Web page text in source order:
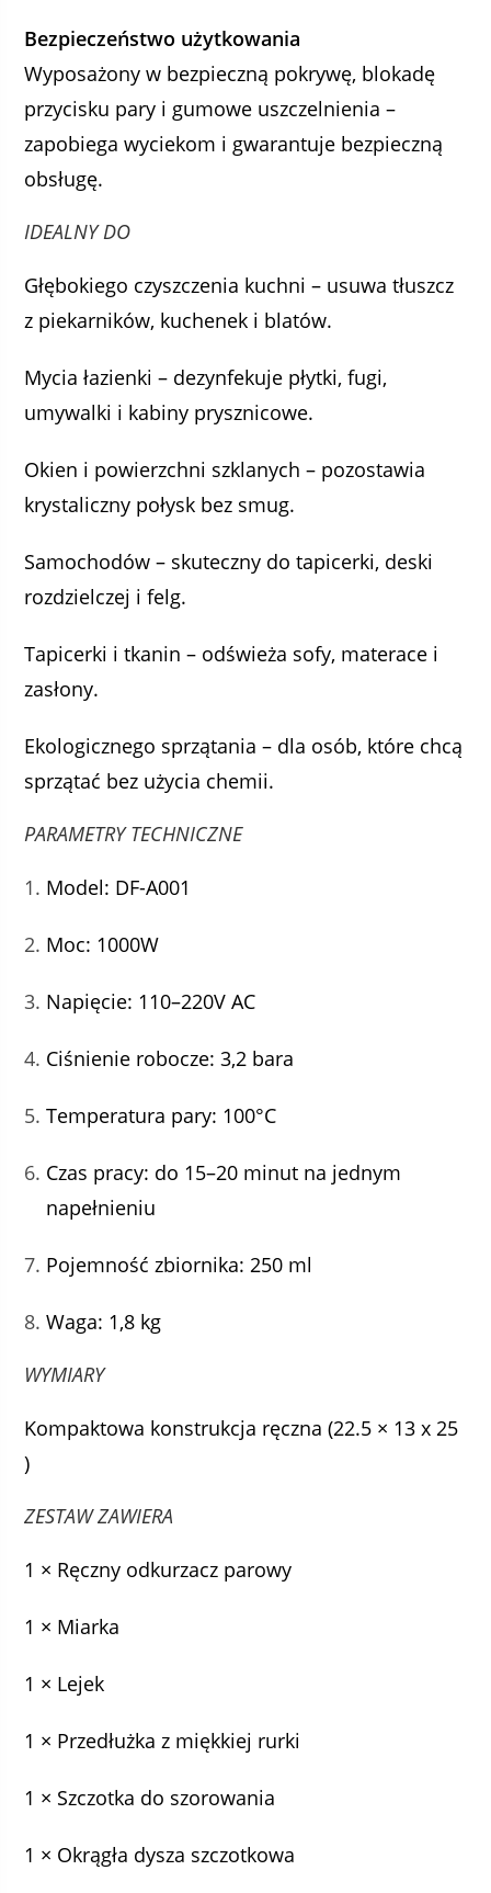
Bezpieczeństwo użytkowania
Wyposażony w bezpieczną pokrywę, blokadę
przycisku pary i gumowe uszczelnienia –
zapobiega wyciekom i gwarantuje bezpieczną
obsługę.
IDEALNY DO
Głębokiego czyszczenia kuchni – usuwa tłuszcz
z piekarników, kuchenek i blatów.
Mycia łazienki – dezynfekuje płytki, fugi,
umywalki i kabiny prysznicowe.
Okien i powierzchni szklanych – pozostawia
krystaliczny połysk bez smug.
Samochodów – skuteczny do tapicerki, deski
rozdzielczej i felg.
Tapicerki i tkanin – odświeża sofy, materace i
zasłony.
Ekologicznego sprzątania – dla osób, które chcą
sprzątać bez użycia chemii.
PARAMETRY TECHNICZNE
Model: DF-A001
Moc: 1000W
Napięcie: 110–220V AC
Ciśnienie robocze: 3,2 bara
Temperatura pary: 100°C
Czas pracy: do 15–20 minut na jednym
napełnieniu
Pojemność zbiornika: 250 ml
Waga: 1,8 kg
WYMIARY
Kompaktowa konstrukcja ręczna (22.5 × 13 x 25
)
ZESTAW ZAWIERA
1 × Ręczny odkurzacz parowy
1 × Miarka
1 × Lejek
1 × Przedłużka z miękkiej rurki
1 × Szczotka do szorowania
1 × Okrągła dysza szczotkowa